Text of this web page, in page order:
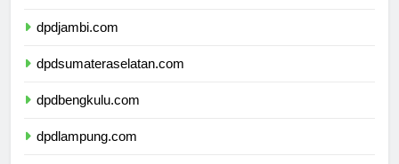
dpdjambi.com
dpdsumateraselatan.com
dpdbengkulu.com
dpdlampung.com